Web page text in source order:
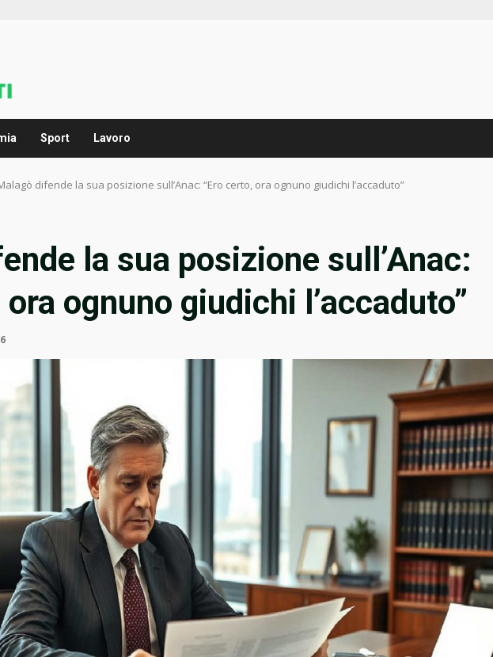
Sport Lavoro
difende la sua posizione sull’Anac: “Ero certo, ora ognuno giudichi l’accaduto”
la sua posizione sull’Anac:
ora ognuno giudichi l’accaduto”